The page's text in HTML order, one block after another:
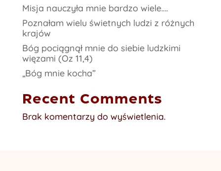
Misja nauczyła mnie bardzo wiele….
Poznałam wielu świetnych ludzi z różnych
krajów
Bóg pociągnął mnie do siebie ludzkimi
więzami (Oz 11,4)
„Bóg mnie kocha”
Recent Comments
Brak komentarzy do wyświetlenia.